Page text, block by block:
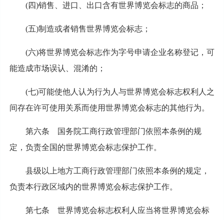
(四)销售、进口、出口含有世界博览会标志的商品；
(五)制造或者销售世界博览会标志；
(六)将世界博览会标志作为字号申请企业名称登记，可
能造成市场误认、混淆的；
(七)可能使他人认为行为人与世界博览会标志权利人之
间存在许可使用关系而使用世界博览会标志的其他行为。
第六条 国务院工商行政管理部门依照本条例的规
定，负责全国的世界博览会标志保护工作。
县级以上地方工商行政管理部门依照本条例的规定，
负责本行政区域内的世界博览会标志保护工作。
第七条 世界博览会标志权利人应当将世界博览会标